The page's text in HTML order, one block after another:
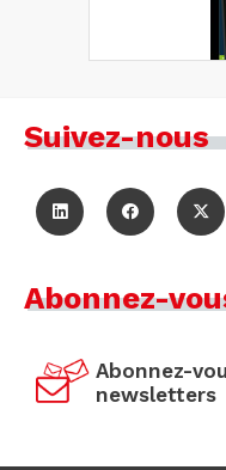
Suivez-nous
Abonnez-
Abonnez-
newsletters